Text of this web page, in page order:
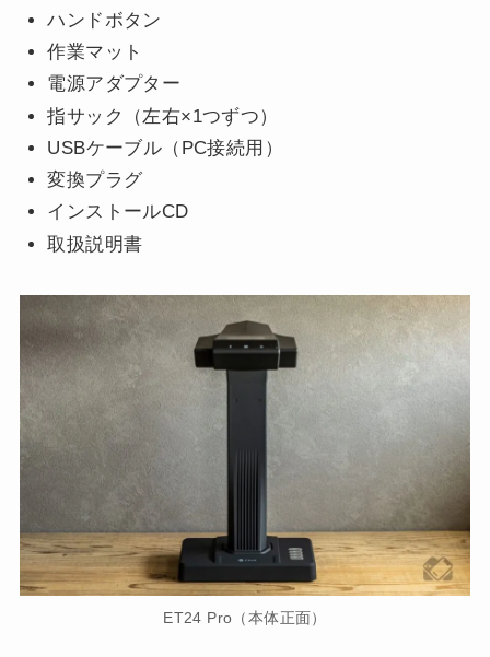
ハンドボタン
作業マット
電源アダプター
指サック（左右×1つずつ）
USBケーブル（PC接続用）
変換プラグ
インストールCD
取扱説明書
ET24 Pro（本体正面）